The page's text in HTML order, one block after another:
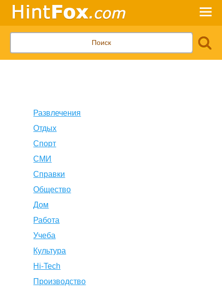
Развлечения
Отдых
Спорт
СМИ
Справки
Общество
Дом
Работа
Учеба
Культура
Hi-Tech
Производство